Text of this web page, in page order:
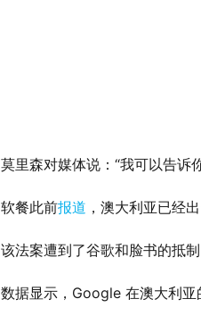
莫里森对媒体说：“我可以告诉
软餐此前报道 ，澳大利亚已经
该法案遭到了谷歌和脸书的抵
数据显示，Google 在澳大利亚